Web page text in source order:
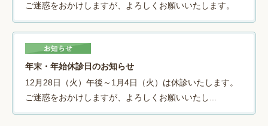
ご迷惑をおかけしますが、よろしくお願いいたします。
年末・年始休診日のお知らせ
12月28日（火）午後～1月4日（火）は休診いたします。
ご迷惑をおかけしますが、よろしくお願いいたし...